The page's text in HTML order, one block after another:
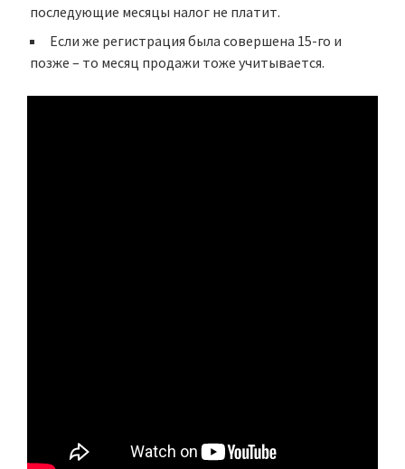
последующие месяцы налог не платит.
Если же регистрация была совершена 15-го и
позже – то месяц продажи тоже учитывается.